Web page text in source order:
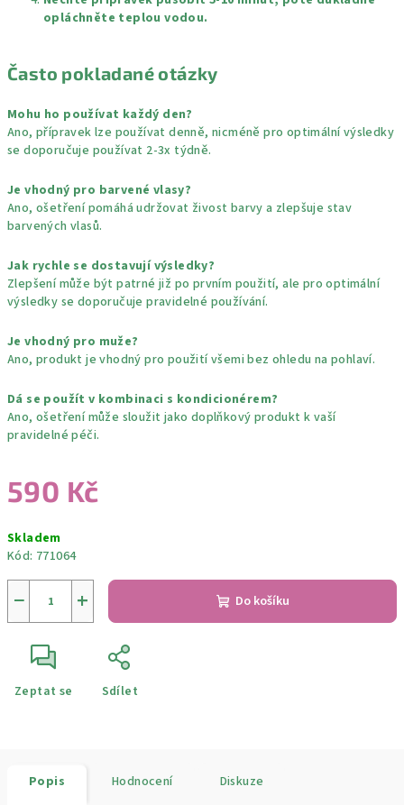
opláchněte teplou vodou.
Často pokladané otázky
Mohu ho používat každý den?
Ano, přípravek lze používat denně, nicméně pro optimální výsledky
se doporučuje používat 2-3x týdně.
Je vhodný pro barvené vlasy?
Ano, ošetření pomáhá udržovat živost barvy a zlepšuje stav
barvených vlasů.
Jak rychle se dostavují výsledky?
Zlepšení může být patrné již po prvním použití, ale pro optimální
výsledky se doporučuje pravidelné používání.
Je vhodný pro muže?
Ano, produkt je vhodný pro použití všemi bez ohledu na pohlaví.
Dá se použít v kombinaci s kondicionérem?
Ano, ošetření může sloužit jako doplňkový produkt k vaší
pravidelné péči.
590 Kč
cena:
Skladem
Kód: 771064
+
− Do košíku
Zeptat se Sdílet
Popis Hodnocení Diskuze